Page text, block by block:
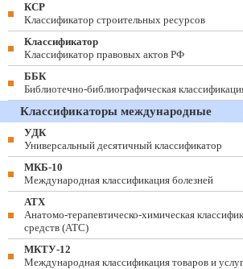
КСР
Классификатор строительных ресурсов
Классификатор
Классификатор правовых актов РФ
ББК
Библиотечно-библиографическая
Классификаторы международные
УДК
Универсальный десятичный классификатор
МКБ-10
Международная классификация болезней
АТХ
Анатомо-терапевтическо-химическая
средств (ATC)
МКТУ-12
Международная классификация товаров и